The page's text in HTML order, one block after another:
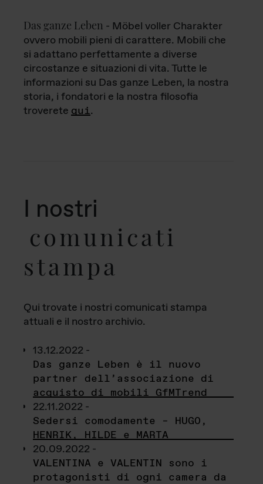
Das ganze Leben - Möbel voller Charakter
ovvero mobili pieni di carattere. Mobili che
si adattano perfettamente a diverse
circostanze e situazioni di vita. Tutte le
informazioni su Das ganze Leben, la nostra
storia, i fondatori e la nostra filosofia
troverete qui.
I nostri
comunicati
stampa
Qui trovate i nostri comunicati stampa
attuali e il nostro archivio.
13.12.2022 -
Das ganze Leben è il nuovo
partner dell’associazione di
acquisto di mobili GfMTrend
22.11.2022 -
Sedersi comodamente – HUGO,
HENRIK, HILDE e MARTA
20.09.2022 -
VALENTINA e VALENTIN sono i
protagonisti di ogni camera da